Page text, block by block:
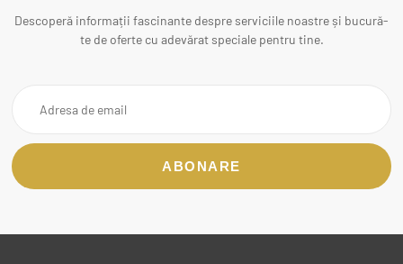
Descoperă informații fascinante despre serviciile noastre și bucură-
te de oferte cu adevărat speciale pentru tine.